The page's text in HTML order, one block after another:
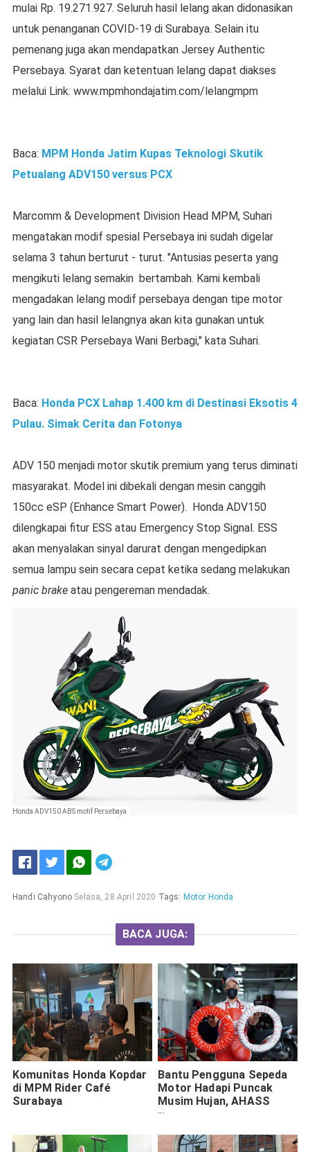
mulai Rp. 19.271.927. Seluruh hasil lelang akan didonasikan
untuk penanganan COVID-19 di Surabaya. Selain itu
pemenang juga akan mendapatkan Jersey Authentic
Persebaya. Syarat dan ketentuan lelang dapat diakses
melalui Link: www.mpmhondajatim.com/lelangmpm
Baca: MPM Honda Jatim Kupas Teknologi Skutik
Petualang ADV150 versus PCX
Marcomm & Development Division Head MPM, Suhari
mengatakan modif spesial Persebaya ini sudah digelar
selama 3 tahun berturut - turut. "Antusias peserta yang
mengikuti lelang semakin bertambah. Kami kembali
mengadakan lelang modif persebaya dengan tipe motor
yang lain dan hasil lelangnya akan kita gunakan untuk
kegiatan CSR Persebaya Wani Berbagi," kata Suhari.
Baca: Honda PCX Lahap 1.400 km di Destinasi Eksotis 4
Pulau. Simak Cerita dan Fotonya
ADV 150 menjadi motor skutik premium yang terus diminati
masyarakat. Model ini dibekali dengan mesin canggih
150cc eSP (Enhance Smart Power). Honda ADV150
dilengkapai fitur ESS atau Emergency Stop Signal. ESS
akan menyalakan sinyal darurat dengan mengedipkan
semua lampu sein secara cepat ketika sedang melakukan
panic brakeatau pengereman mendadak.
Honda ADV150 ABS motif Persebaya
Handi Cahyono Selasa, 28 April 2020 Tags: Motor Honda
BACA JUGA:
Komunitas Honda Kopdar
di MPM Rider Café
Surabaya
Bantu Pengguna Sepeda
Motor Hadapi Puncak
Musim Hujan, AHASS
Sediakan Layanan Spesial